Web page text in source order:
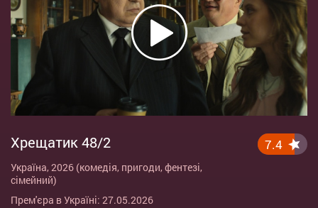
Хрещатик 48/2
Україна, 2026 (комедія, пригоди, фентезі,
сімейний)
Прем'єра в Україні: 27.05.2026
7.4